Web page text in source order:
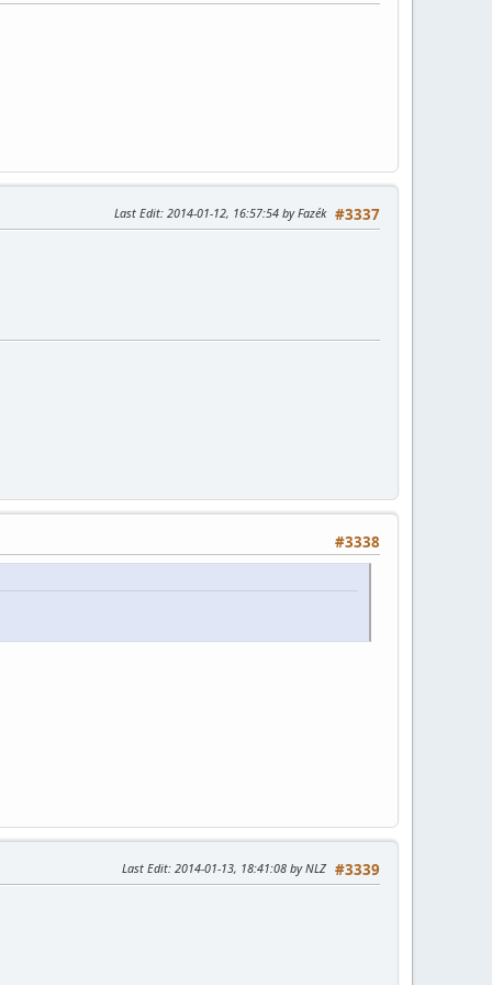
#3337
Last Edit: 2014-01-12, 16:57:54 by Fazék
#3338
#3339
Last Edit: 2014-01-13, 18:41:08 by NLZ